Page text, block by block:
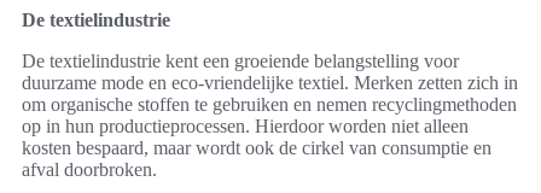
De textielindustrie
De textielindustrie kent een groeiende belangstelling voor
duurzame mode en eco-vriendelijke textiel. Merken zetten zich in
om organische stoffen te gebruiken en nemen recyclingmethoden
op in hun productieprocessen. Hierdoor worden niet alleen
kosten bespaard, maar wordt ook de cirkel van consumptie en
afval doorbroken.